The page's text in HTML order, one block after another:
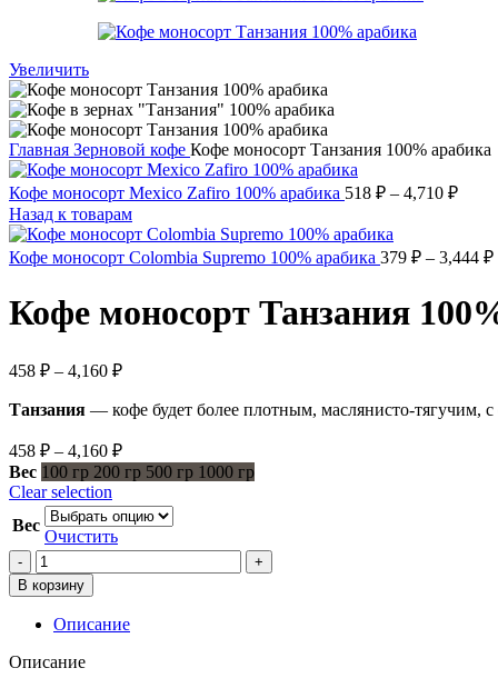
Увеличить
Главная Зерновой кофе Кофе моносорт Танзания 100% арабика
Кофе моносорт Mexico Zafiro 100% арабика 518 ₽ – 4,710 ₽
–
Назад к товарам
Кофе моносорт Colombia Supremo 100% арабика 379 ₽ – 3,444 ₽
Кофе моносорт Танзания
458 ₽ – 4,160 ₽Диапазон
458 ₽
4,160 ₽
Танзания — кофе будет более плотным, маслянисто-тягучим,
458 ₽ – 4,160 ₽Диапазон
цен:
–
Вес 100 гр 200 гр 500 гр 1000 гр
Clear selection
Вес
Очистить
Количество
товара
Кофе
моносорт
Танзания
100%
В корзину
Описание
Описание